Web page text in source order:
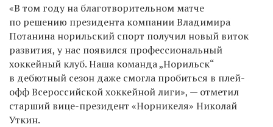
«В том году на благотворительном матче
по решению президента компании Владимира
Потанина норильский спорт получил новый виток
развития, у нас появился профессиональный
хоккейный клуб. Наша команда „Норильск“
в дебютный сезон даже смогла пробиться в плей-
офф Всероссийской хоккейной лиги», — отметил
старший вице-президент «Норникеля» Николай
Уткин.